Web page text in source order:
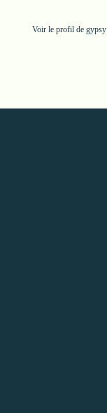
Voir le profil de gypsy